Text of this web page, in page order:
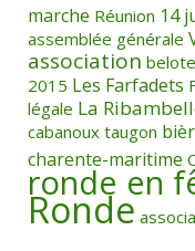
marche Réunion 14
assemblée générale
association belote
2015 Les Farfadets
légale La
cabanoux taugon
charente-maritime
ronde en
Ronde